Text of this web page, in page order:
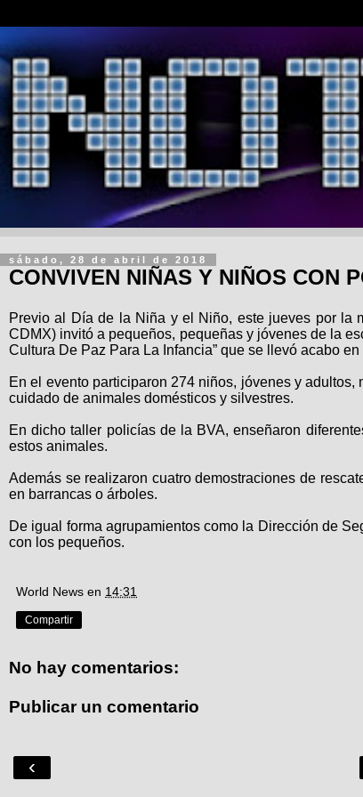
sábado, 28 de abril de 2018
CONVIVEN NIÑAS Y NIÑOS CON
Previo al Día de la Niña y el Niño, este jueves por la
CDMX) invitó a pequeños, pequeñas y jóvenes de la
Cultura De Paz Para La Infancia” que se llevó acabo
En el evento participaron 274 niños, jóvenes y
cuidado de animales domésticos y silvestres.
En dicho taller policías de la BVA, enseñaron
estos animales.
Además se realizaron cuatro demostraciones de
en barrancas o árboles.
De igual forma agrupamientos como la Dirección de
con los pequeños.
World News en 14:31
Compartir
No hay comentarios:
Publicar un comentario
‹